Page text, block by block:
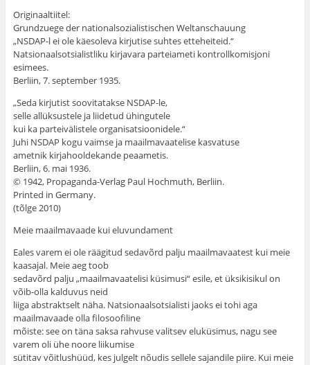
Originaaltiitel:
Grundzuege der nationalsozialistischen Weltanschauung
„NSDAP-l ei ole käesoleva kirjutise suhtes etteheiteid.“
Natsionaalsotsialistliku kirjavara parteiameti kontrollkomisjoni
esimees.
Berliin, 7. september 1935.
„Seda kirjutist soovitatakse NSDAP-le,
selle allüksustele ja liidetud ühingutele
kui ka parteivälistele organisatsioonidele.“
Juhi NSDAP kogu vaimse ja maailmavaatelise kasvatuse
ametnik kirjahooldekande peaametis.
Berliin, 6. mai 1936.
© 1942, Propaganda-Verlag Paul Hochmuth, Berliin.
Printed in Germany.
(tõlge 2010)
Meie maailmavaade kui eluvundament
Eales varem ei ole räägitud sedavõrd palju maailmavaatest kui meie
kaasajal. Meie aeg toob
sedavõrd palju „maailmavaatelisi küsimusi“ esile, et üksikisikul on
võib-olla kalduvus neid
liiga abstraktselt näha. Natsionaalsotsialisti jaoks ei tohi aga
maailmavaade olla filosoofiline
mõiste: see on täna saksa rahvuse valitsev eluküsimus, nagu see
varem oli ühe noore liikumise
sütitav võitlushüüd, kes julgelt nõudis sellele sajandile piire. Kui meie